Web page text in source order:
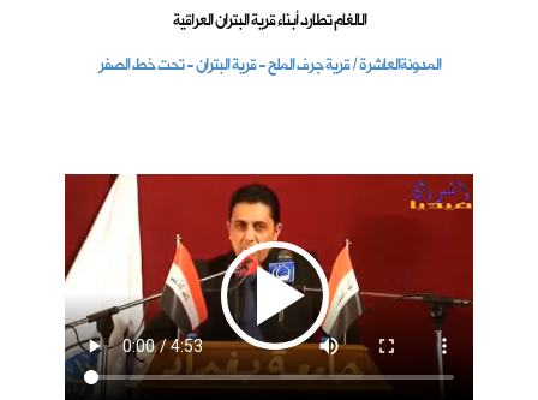
الالغام تطارد أبناء قرية البتران العراقية
المدونةالعاشرة / قرية جرف الملح - قرية البتران - تحت خط الصفر